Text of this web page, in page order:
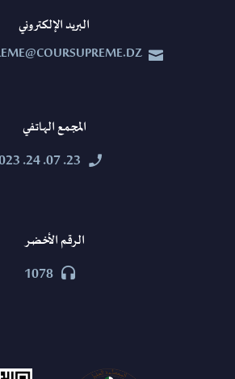
البريد الإلكتروني


المجمع الهاتفي


23. 07. 24. 023
الرقم الأخضر


1078